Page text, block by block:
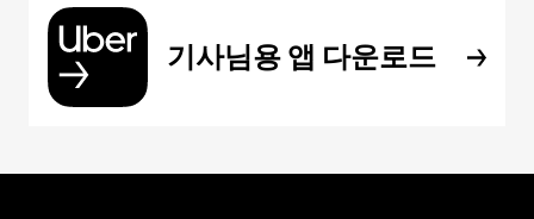
기사님용 앱 다운로드